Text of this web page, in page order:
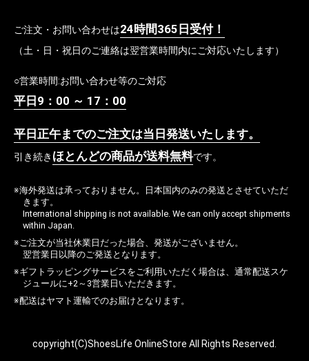
ご注文・お問い合わせは24時間365日受付！
（土・日・祝日のご連絡は翌営業時間内にご対応いたします）
○営業時間:お問い合わせ等のご対応
平日9：00 ～ 17：00
平日正午までのご注文は当日発送いたします。
引き続き ほとんどの商品が送料無料です。
※海外発送は承っておりません。日本国内のみの発送とさせていただ
きます。
International shipping is not available. We can only accept shipments
within Japan.
※ご注文が当社休業日だった場合、発送がございません。
翌営業日以降のご発送となります。
※ギフトラッピングサービスをご利用いただく場合は、通常配送スケ
ジュールに+2～3営業日いただきます。
※配送はヤマト運輸でのお届けとなります。
copyright(C)ShoesLife OnlineStore All Rights Reserved.